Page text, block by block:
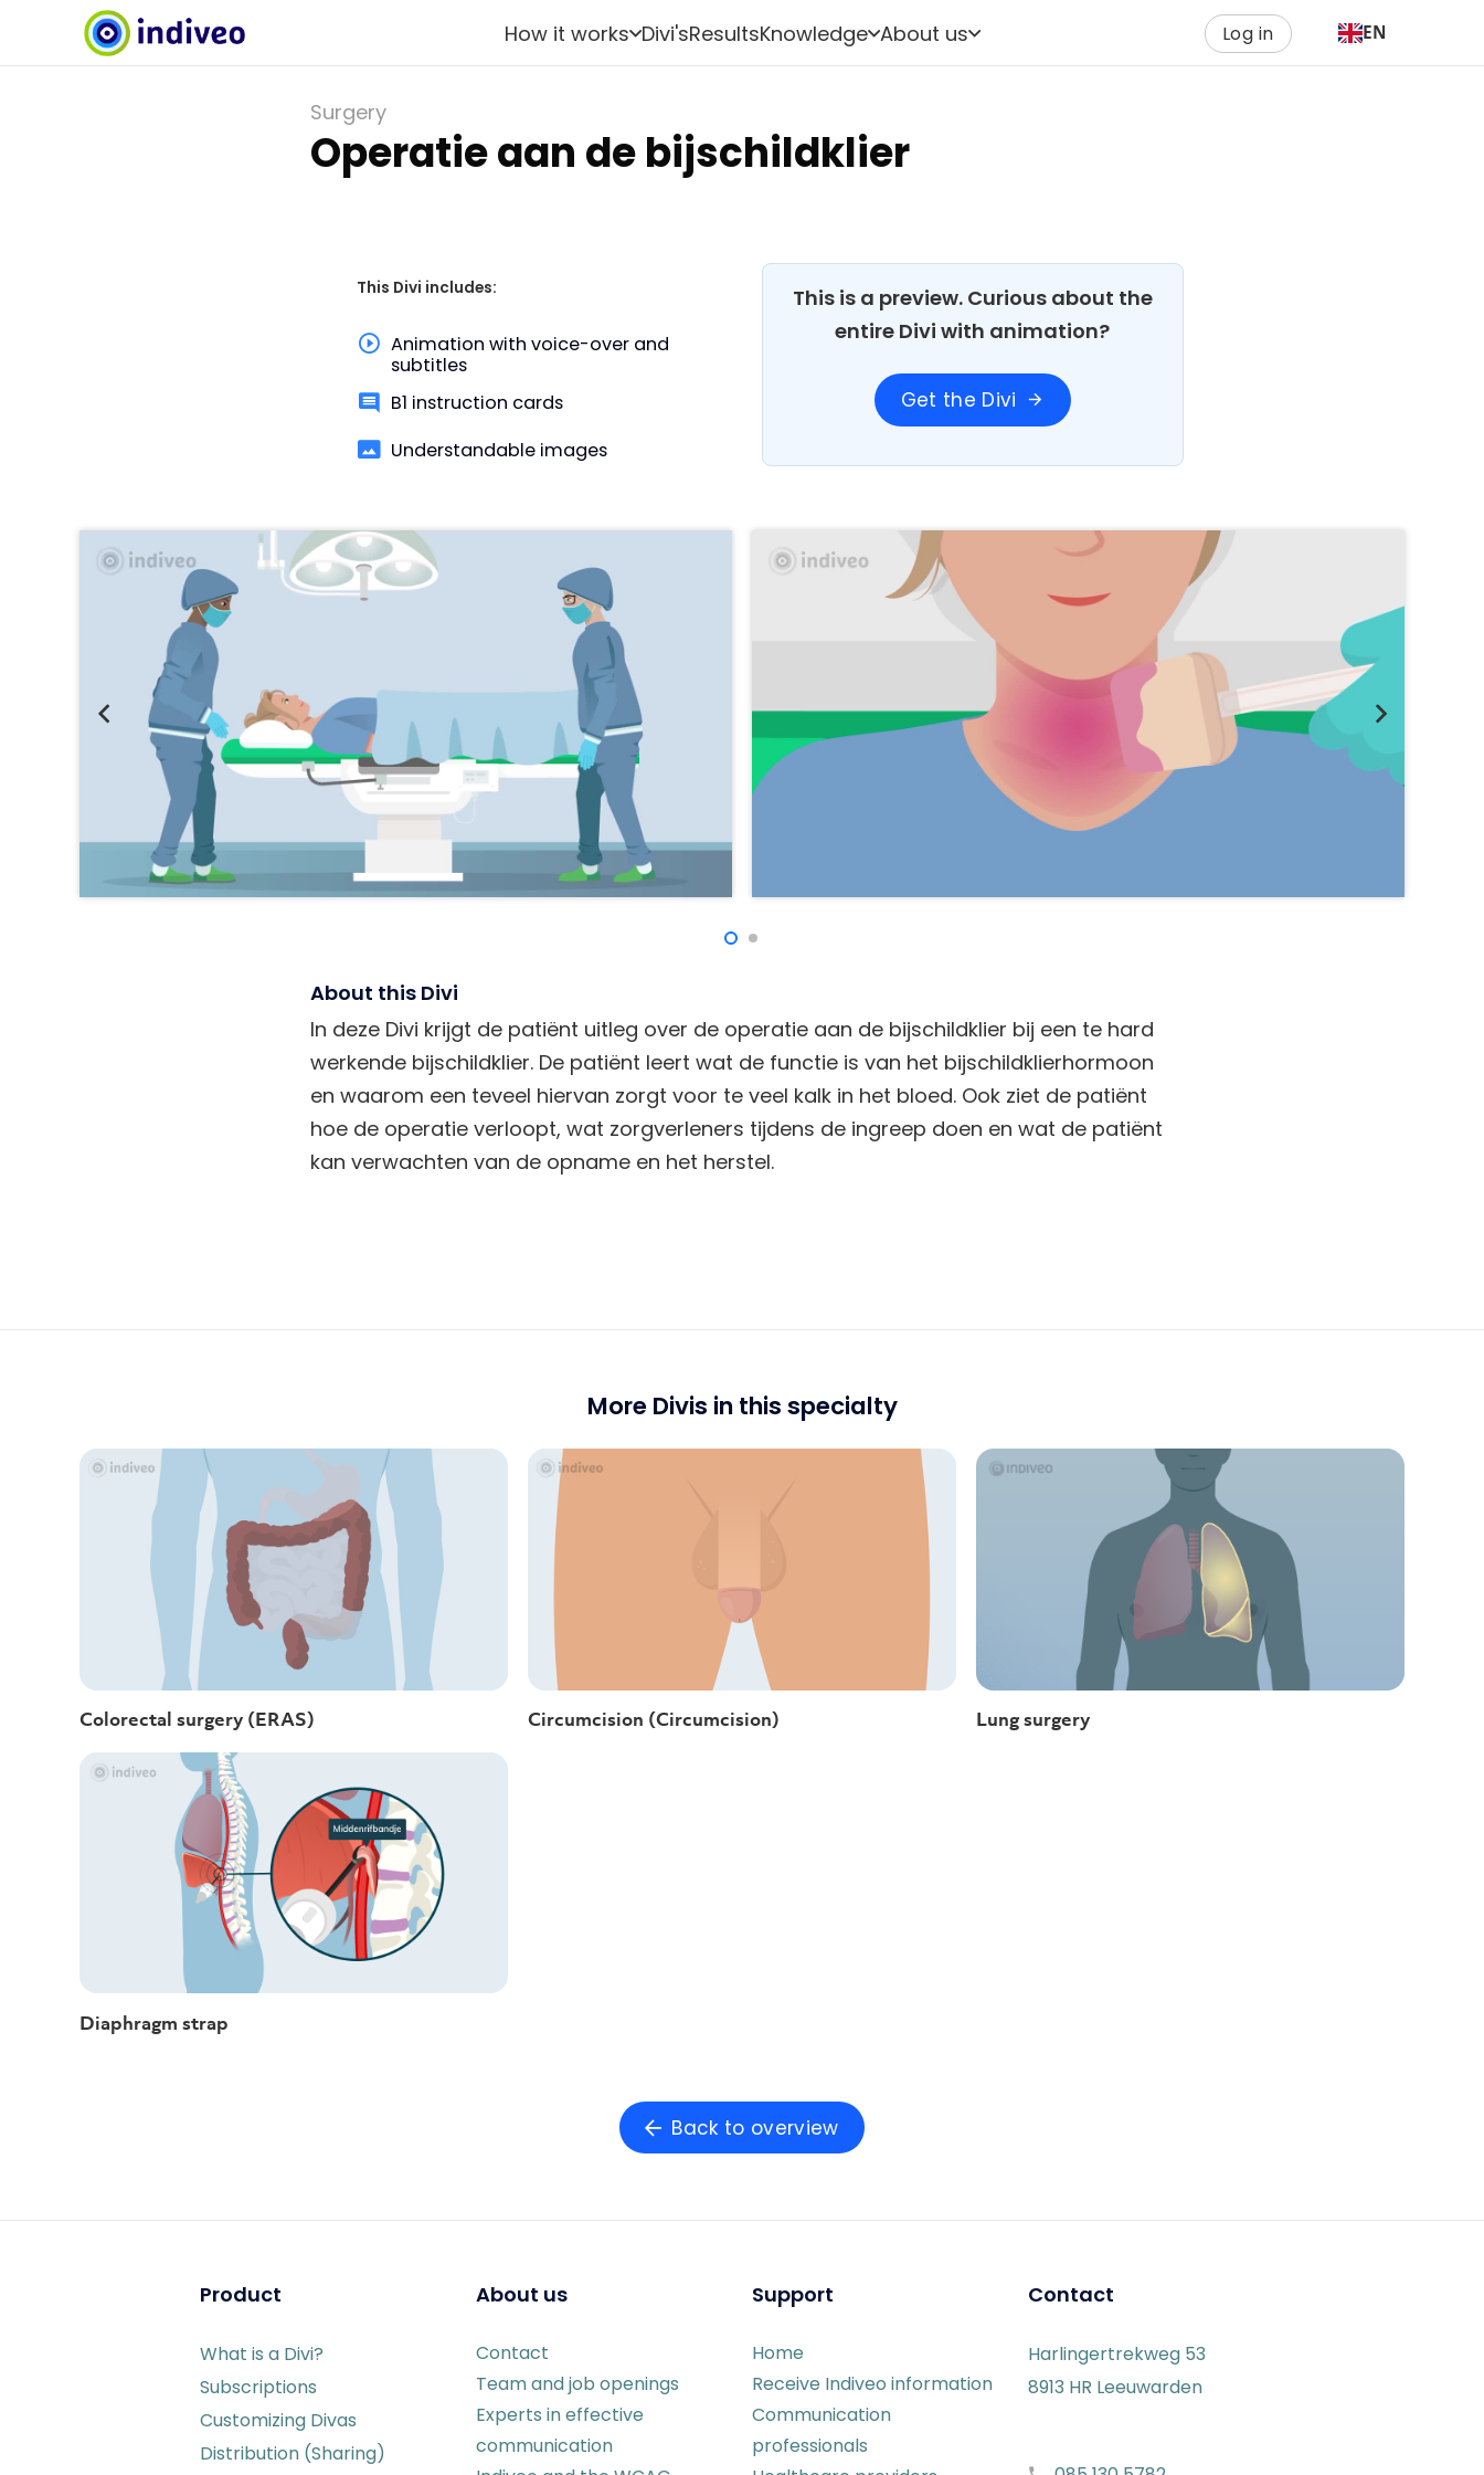
How it works Divi'sResultsKnowledge About us Log in EN
Surgery
Operatie aan de bijschildklier
This Divi includes:
Animation with voice-over and
subtitles
B1 instruction cards
Understandable images
This is a preview. Curious about the
entire Divi with animation?
Get the Divi arrow_forward
About this Divi
In deze Divi krijgt de patiënt uitleg over de operatie aan de bijschildklier bij een te hard
werkende bijschildklier. De patiënt leert wat de functie is van het bijschildklierhormoon
en waarom een teveel hiervan zorgt voor te veel kalk in het bloed. Ook ziet de patiënt
hoe de operatie verloopt, wat zorgverleners tijdens de ingreep doen en wat de patiënt
kan verwachten van de opname en het herstel.
More Divis in this specialty
Colorectal surgery (ERAS) Circumcision (Circumcision) Lung surgery
Diaphragm strap
Back to overview
Product
What is a Divi?
Subscriptions
Customizing Divas
Distribution (Sharing)
About us
Contact
Team and job openings
Experts in effective
communication
Support
Home
Receive Indiveo information
Communication
professionals
Contact
Harlingertrekweg 53
8913 HR Leeuwarden